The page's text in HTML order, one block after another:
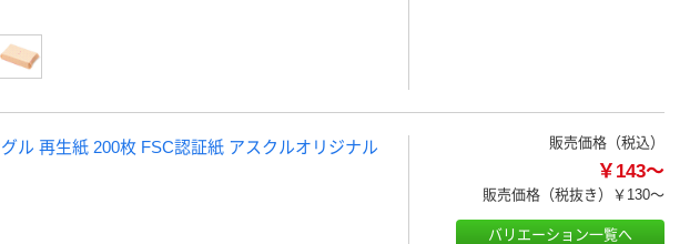
ル 再生紙 200枚 FSC認証紙 アスクルオリジナル 販売価格（税込）
￥143～
販売価格（税抜き） ￥130～
バリエーション一覧へ